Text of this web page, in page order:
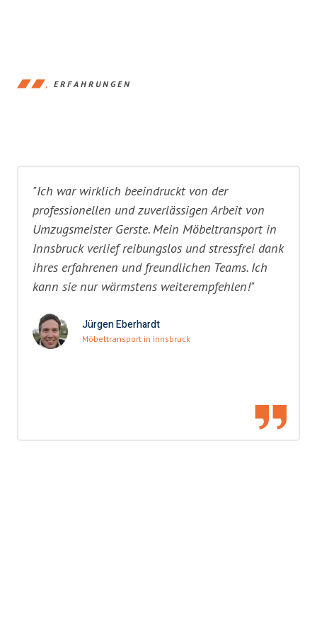
ERFAHRUNGEN
"Ich war wirklich beeindruckt von der
professionellen und zuverlässigen Arbeit von
Umzugsmeister Gerste. Mein Möbeltransport in
Innsbruck verlief reibungslos und stressfrei dank
ihres erfahrenen und freundlichen Teams. Ich
kann sie nur wärmstens weiterempfehlen!"
Jürgen Eberhardt
Möbeltransport in Innsbruck